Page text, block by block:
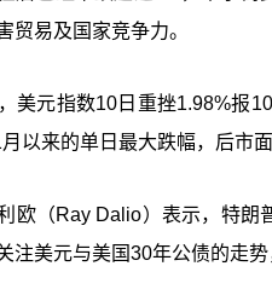
贸易及国家竞争力。
美元指数10日重挫1.98%报
以来的单日最大跌幅，后市面
欧（Ray Dalio）表示，特
注美元与美国30年公债的走